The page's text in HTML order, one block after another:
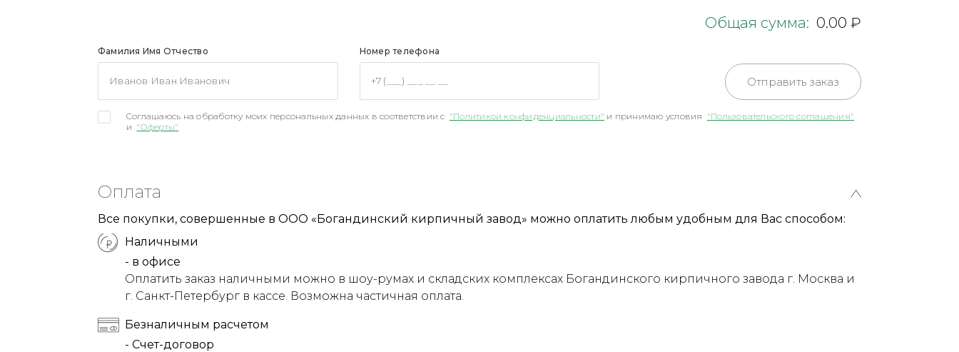
Общая сумма: 0.00 ₽
Фамилия Имя Отчество Номер телефона
Отправить заказ
Соглашаюсь на обработку моих персональных данных в соответствии с "Политикой конфиденциальности" и принимаю условия "Пользовательского соглашения"
и "Оферты"
Оплата
Все покупки, совершенные в ООО «Богандинский кирпичный завод» можно оплатить любым удобным для Вас способом:
Наличными
- в офисе
Оплатить заказ наличными можно в шоу-румах и складских комплексах Богандинского кирпичного завода г. Москва и
г. Санкт-Петербург в кассе. Возможна частичная оплата.
Безналичным расчетом
- Счет-договор